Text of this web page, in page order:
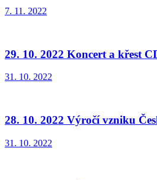
7. 11. 2022
29. 10. 2022 Koncert a křest
31. 10. 2022
28. 10. 2022 Výročí vzniku
31. 10. 2022